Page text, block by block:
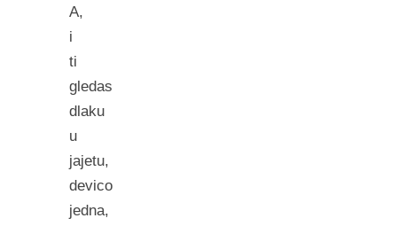
A,
i
ti
gledas
dlaku
u
jajetu,
devico
jedna,